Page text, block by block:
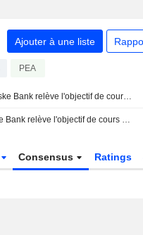
Ajouter à une liste
PEA
Danske Bank relève l'objectif de cours d'ISS à 315 couronnes danoises (290), maintient sa recommandation à "conserver" - BN
Jyske Bank relève l'objectif de cours d'ISS à 315 couronnes danoises (280), réitère son conseil à l'achat - BN
Consensus Ratings